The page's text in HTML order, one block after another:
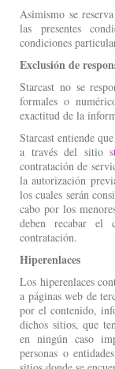
Asimismo se
las presentes
condiciones
Exclusión de
Starcast no se
formales o
exactitud de la
Starcast entiende
a través del sitio
contratación de
la autorización
los cuales serán
cabo por los
deben recabar el
contratación.
Hiperenlaces
Los hiperenlaces
a páginas web de
por el contenido,
dichos sitios, que
en ningún caso
personas o